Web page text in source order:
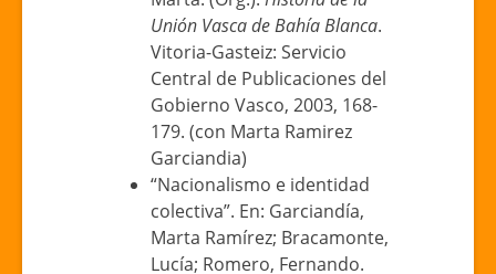
Unión Vasca de Bahía Blanca.
Vitoria-Gasteiz: Servicio
Central de Publicaciones del
Gobierno Vasco, 2003, 168-
179. (con Marta Ramirez
Garciandia)
“Nacionalismo e identidad
colectiva”. En: Garciandía,
Marta Ramírez; Bracamonte,
Lucía; Romero, Fernando.